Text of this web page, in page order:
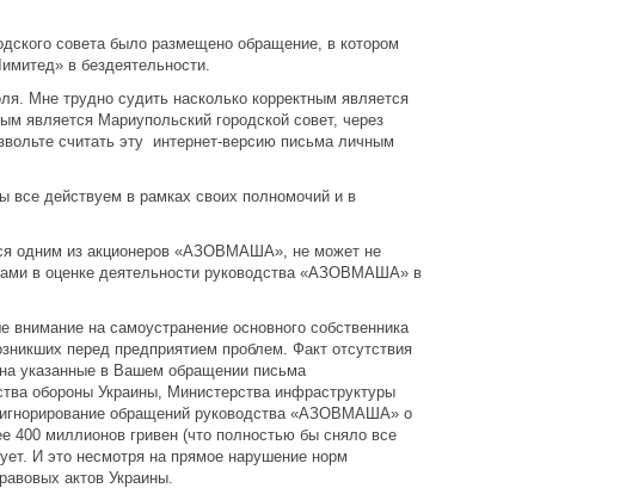
совета было размещено обращение, в котором
в бездеятельности.
Мне трудно судить насколько корректным является
является Мариупольский городской совет, через
считать эту интернет-версию письма личным
действуем в рамках своих полномочий и в
одним из акционеров «АЗОВМАША», не может не
в оценке деятельности руководства «АЗОВМАША» в
на самоустранение основного собственника
перед предприятием проблем. Факт отсутствия
на указанные в Вашем обращении письма
обороны Украины, Министерства инфраструктуры
обращений руководства «АЗОВМАША» о
400 миллионов гривен (что полностью бы сняло все
И это несмотря на прямое нарушение норм
актов Украины.